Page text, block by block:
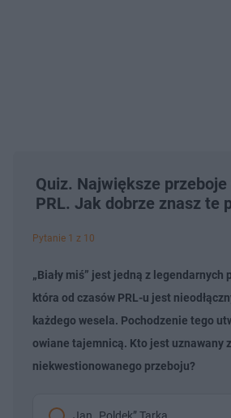
Quiz. Największe
PRL. Jak dobrze znasz te
Pytanie 1 z 10
„Biały miś” jest jedną z legendarnych
która od czasów PRL-u jest
każdego wesela. Pochodzenie tego
owiane tajemnicą. Kto jest uznawany
niekwestionowanego przeboju?
Jan „Poldek” Tarka